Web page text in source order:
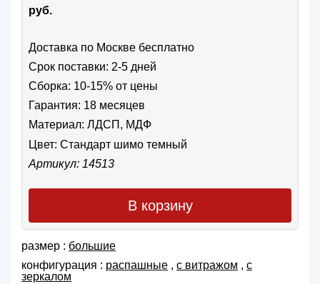
руб.
Доставка по Москве бесплатно
Срок поставки: 2-5 дней
Сборка: 10-15% от цены
Гарантия: 18 месяцев
Материал: ЛДСП, МДФ
Цвет: Стандарт шимо темный
Артикул: 14513
В корзину
размер : большие
конфигурация : распашные , с витражом , с
зеркалом